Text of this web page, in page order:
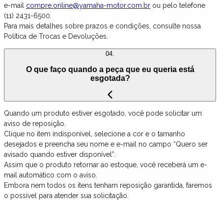
e-mail compre.online@yamaha-motor.com.br ou pelo telefone
(11) 2431-6500.
Para mais detalhes sobre prazos e condições, consulte nossa
Política de Trocas e Devoluções.
04.
O que faço quando a peça que eu queria está
esgotada?
Quando um produto estiver esgotado, você pode solicitar um
aviso de reposição.
Clique no item indisponível, selecione a cor e o tamanho
desejados e preencha seu nome e e-mail no campo “Quero ser
avisado quando estiver disponível”.
Assim que o produto retornar ao estoque, você receberá um e-
mail automático com o aviso.
Embora nem todos os itens tenham reposição garantida, faremos
o possível para atender sua solicitação.